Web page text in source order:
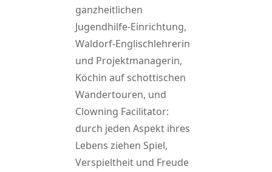
ganzheitlichen
Jugendhilfe-Einrichtung,
Waldorf-Englischlehrerin
und Projektmanagerin,
Köchin auf schottischen
Wandertouren, und
Clowning Facilitator:
durch jeden Aspekt ihres
Lebens ziehen Spiel,
Verspieltheit und Freude